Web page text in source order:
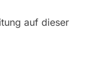
auf dieser